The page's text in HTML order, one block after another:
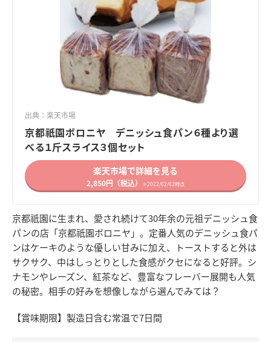
出典：楽天市場
京都祇園ボロニヤ デニッシュ食パン６種より選
べる１斤スライス３個セット
楽天市場で詳細を見る
2,850円（税込） ※2022/02/02時点
京都祇園に生まれ、愛され続けて30年余の元祖デニッシュ食
パンの店「京都祇園ボロニヤ」。定番人気のデニッシュ食パ
ンはケーキのような優しい甘みに加え、トーストすると外は
サクサク、中はしっとりとした食感がクセになると好評。シ
ナモンやレーズン、紅茶など、豊富なフレーバー展開も人気
の秘密。相手の好みを想像しながら選んでみては？
【賞味期限】製造日含む常温で7日間